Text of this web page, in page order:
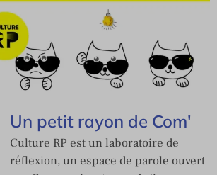
Un petit rayon de Com'
Culture RP est un laboratoire de
réflexion, un espace de parole ouvert